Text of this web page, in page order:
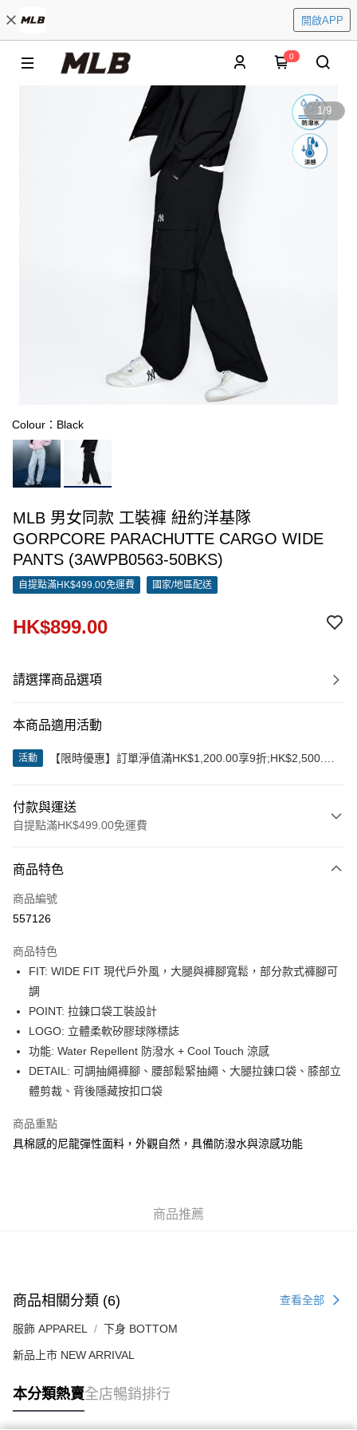
開啟APP
0
1/9
Colour：Black
MLB 男女同款 工裝褲 紐約洋基隊
GORPCORE PARACHUTTE CARGO WIDE
PANTS (3AWPB0563-50BKS)
自提點滿HK$499.00免運費 國家/地區配送
HK$899.00
請選擇商品選項
本商品適用活動
活動
【限時優惠】訂單淨值滿HK$1,200.00享9折;HK$2,500.00
付款與運送
自提點滿HK$499.00免運費
信用卡
Apple Pay
AlipayHK
WeChat Pay
送貨方式
每筆HK$50.00，滿HK$499.00或以上免運費
商品特色
商品編號
557126
商品特色
FIT: WIDE FIT 現代戶外風，大腿與褲腳寬鬆，部分款式褲腳可
調
POINT: 拉鍊口袋工裝設計
LOGO: 立體柔軟矽膠球隊標誌
功能: Water Repellent 防潑水 + Cool Touch 涼感
DETAIL: 可調抽繩褲腳、腰部鬆緊抽繩、大腿拉鍊口袋、膝部立
體剪裁、背後隱藏按扣口袋
商品重點
具棉感的尼龍彈性面料，外觀自然，具備防潑水與涼感功能
商品推薦
商品相關分類 (6) 查看全部
服飾 APPAREL 下身 BOTTOM
新品上市 NEW ARRIVAL
本分類熱賣全店暢銷排行